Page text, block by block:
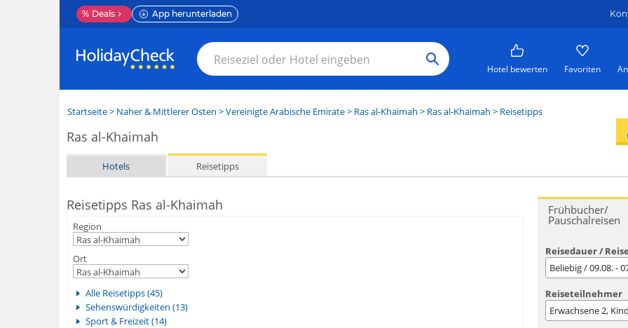
% Deals App herunterladen
Hotel bewerten Favoriten
Startseite> Naher & Mittlerer Osten >Vereinigte Arabische Emirate> Ras al-Khaimah > Ras al-Khaimah > Reisetipps
Ras al-Khaimah
Hotels Reisetipps
Reisetipps Ras al-Khaimah
Region
Ort
Alle Reisetipps (45)
Sehenswürdigkeiten (13)
Sport & Freizeit (14)
Frühbucher/
Pauschalreisen
Reisedauer /
Beliebig / 09.08. -
Reiseteilnehmer
Erwachsene2,